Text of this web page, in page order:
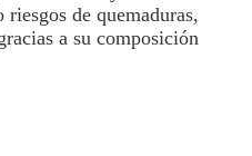
riesgos de quemaduras,
a su composición